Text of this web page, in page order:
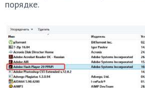
порядке.